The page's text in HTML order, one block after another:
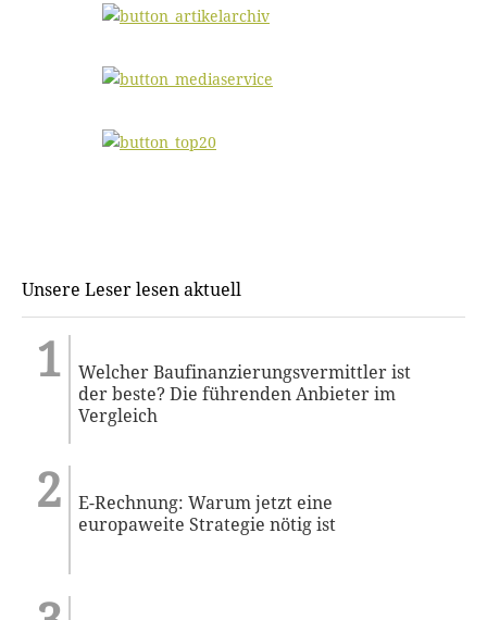
Unsere Leser lesen aktuell
Welcher Baufinanzierungsvermittler ist
der beste? Die führenden Anbieter im
Vergleich
E-Rechnung: Warum jetzt eine
europaweite Strategie nötig ist